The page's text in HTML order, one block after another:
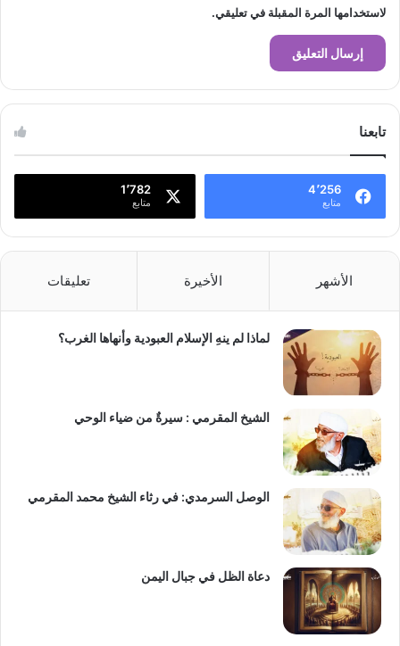
لاستخدامها المرة المقبلة في تعليقي.
تابعنا
4٬256
متابع
1٬782
متابع
الأشهر الأخيرة تعليقات
لماذا لم ينهِ الإسلام العبودية وأنهاها الغرب؟
الشيخ المقرمي : سيرةٌ من ضياء الوحي
الوصل السرمدي: في رثاء الشيخ محمد المقرمي
دعاة الظل في جبال اليمن